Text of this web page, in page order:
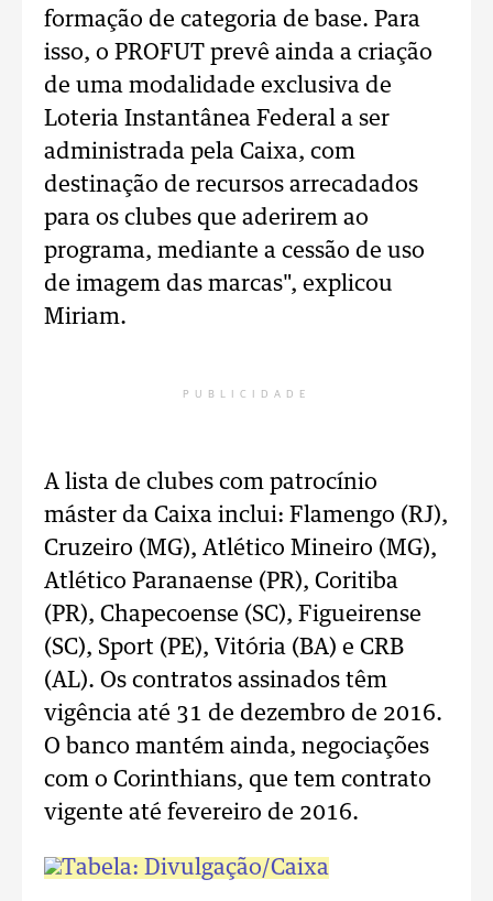
formação de categoria de base. Para
isso, o PROFUT prevê ainda a criação
de uma modalidade exclusiva de
Loteria Instantânea Federal a ser
administrada pela Caixa, com
destinação de recursos arrecadados
para os clubes que aderirem ao
programa, mediante a cessão de uso
de imagem das marcas", explicou
Miriam.
PUBLICIDADE
A lista de clubes com patrocínio
máster da Caixa inclui: Flamengo (RJ),
Cruzeiro (MG), Atlético Mineiro (MG),
Atlético Paranaense (PR), Coritiba
(PR), Chapecoense (SC), Figueirense
(SC), Sport (PE), Vitória (BA) e CRB
(AL). Os contratos assinados têm
vigência até 31 de dezembro de 2016.
O banco mantém ainda, negociações
com o Corinthians, que tem contrato
vigente até fevereiro de 2016.